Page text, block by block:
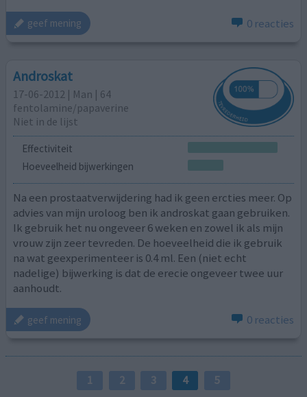
geef mening 0 reacties
Androskat
17-06-2012 | Man | 64
fentolamine/papaverine
Niet in de lijst
Effectiviteit
Hoeveelheid bijwerkingen
Na een prostaatverwijdering had ik geen ercties meer. Op
advies van mijn uroloog ben ik androskat gaan gebruiken.
Ik gebruik het nu ongeveer 6 weken en zowel ik als mijn
vrouw zijn zeer tevreden. De hoeveelheid die ik gebruik
na wat geexperimenteer is 0.4 ml. Een (niet echt
nadelige) bijwerking is dat de erecie ongeveer twee uur
aanhoudt.
geef mening 0 reacties
1 2 3 4 5